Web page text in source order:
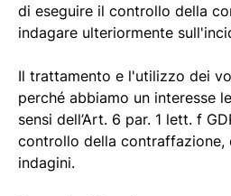
di eseguire il controllo della
indagare ulteriormente
Il trattamento e l'utilizzo dei
perché abbiamo un interesse
sensi dell’Art. 6 par. 1 lett. f
controllo della contraffazione,
indagini.